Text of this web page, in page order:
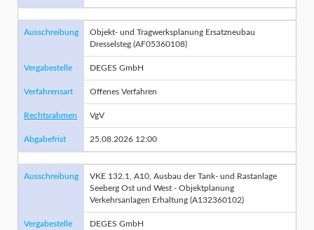
Ausschreibung
Objekt- und Tragwerksplanung Ersatzneubau
Dresselsteg (AF05360108)
Vergabestelle DEGES GmbH
Verfahrensart Offenes Verfahren
Rechtsrahmen VgV
Abgabefrist 25.08.2026 12:00
Ausschreibung
VKE 132.1, A10, Ausbau der Tank- und Rastanlage
Seeberg Ost und West - Objektplanung
Verkehrsanlagen Erhaltung (A132360102)
Vergabestelle DEGES GmbH